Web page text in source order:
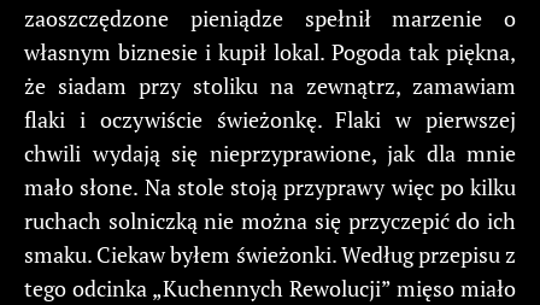
zaoszczędzone pieniądze spełnił marzenie o
własnym biznesie i kupił lokal. Pogoda tak piękna,
że siadam przy stoliku na zewnątrz, zamawiam
flaki i oczywiście świeżonkę. Flaki w pierwszej
chwili wydają się nieprzyprawione, jak dla mnie
mało słone. Na stole stoją przyprawy więc po kilku
ruchach solniczką nie można się przyczepić do ich
smaku. Ciekaw byłem świeżonki. Według przepisu z
tego odcinka „Kuchennych Rewolucji” mięso miało